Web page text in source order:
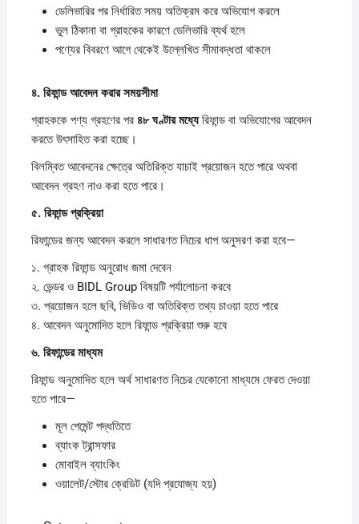
ডেলিভারির পর নির্ধারিত সময় অতিক্রম করে অভিযোগ করলে
ভুল ঠিকানা বা গ্রাহকের কারণে ডেলিভারি ব্যর্থ হলে
পণ্যের বিবরণে আগে থেকেই উল্লেখিত সীমাবদ্ধতা থাকলে
৪. রিফান্ডআবেদনকরারসময়সীমা
গ্রাহককে পণ্য গ্রহণের পর ৪৮ঘণ্টারমধ্যেরিফান্ড বা অভিযোগের আবেদন
করতে উৎসাহিত করা হচ্ছে।
বিলম্বিত আবেদনের ক্ষেত্রে অতিরিক্ত যাচাই প্রয়োজন হতে পারে অথবা
আবেদন গ্রহণ নাও করা হতে পারে।
৫. রিফান্ডপ্রক্রিয়া
রিফান্ডের জন্য আবেদন করলে সাধারণত নিচের ধাপ অনুসরণ করা হবে—
১. গ্রাহক রিফান্ড অনুরোধ জমা দেবেন
২. ভেন্ডর ও BIDL Group বিষয়টি পর্যালোচনা করবে
৩. প্রয়োজন হলে ছবি, ভিডিও বা অতিরিক্ত তথ্য চাওয়া হতে পারে
৪. আবেদন অনুমোদিত হলে রিফান্ড প্রক্রিয়া শুরু হবে
৬. রিফান্ডেরমাধ্যম
রিফান্ড অনুমোদিত হলে অর্থ সাধারণত নিচের যেকোনো মাধ্যমে ফেরত দেওয়া
হতে পারে—
মূল পেমেন্ট পদ্ধতিতে
ব্যাংক ট্রান্সফার
মোবাইল ব্যাংকিং
ওয়ালেট/স্টোর ক্রেডিট (যদি প্রযোজ্য হয়)